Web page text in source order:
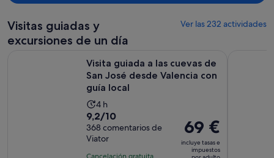
Visitas guiadas y
excursiones de un día
Ver las 232 actividades
Visita guiada a las cuevas de
San José desde Valencia con
guía local
La
duración
de
la
4 h
9.2
sobre
10
con
9,2/10
368 comentarios de
Viator
El
precio
es
69 €
incluye tasas e
impuestos